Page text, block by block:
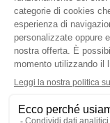
Registro Imprese
Iscrizione R.I.:
REA: MI-1539011
Capitale sociale: Euro
Contatti
info@industriale.it
PEC: